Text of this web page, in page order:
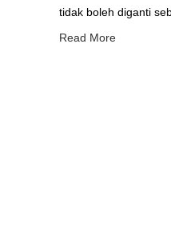
tidak boleh diganti
Read More